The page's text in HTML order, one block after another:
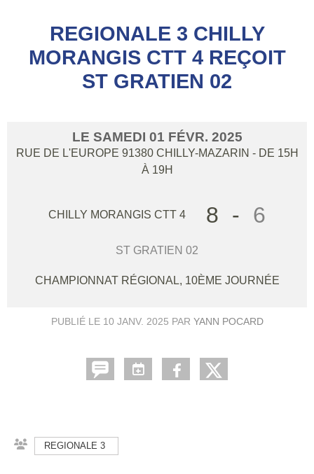
REGIONALE 3 CHILLY
MORANGIS CTT 4 REÇOIT
ST GRATIEN 02
LE SAMEDI 01 FÉVR. 2025
RUE DE L'EUROPE 91380 CHILLY-MAZARIN - DE 15H
À 19H
CHILLY MORANGIS CTT 4 8 - 6
ST GRATIEN 02
CHAMPIONNAT RÉGIONAL, 10ÈME JOURNÉE
PUBLIÉ LE 10 JANV. 2025 PAR YANN POCARD
REGIONALE 3